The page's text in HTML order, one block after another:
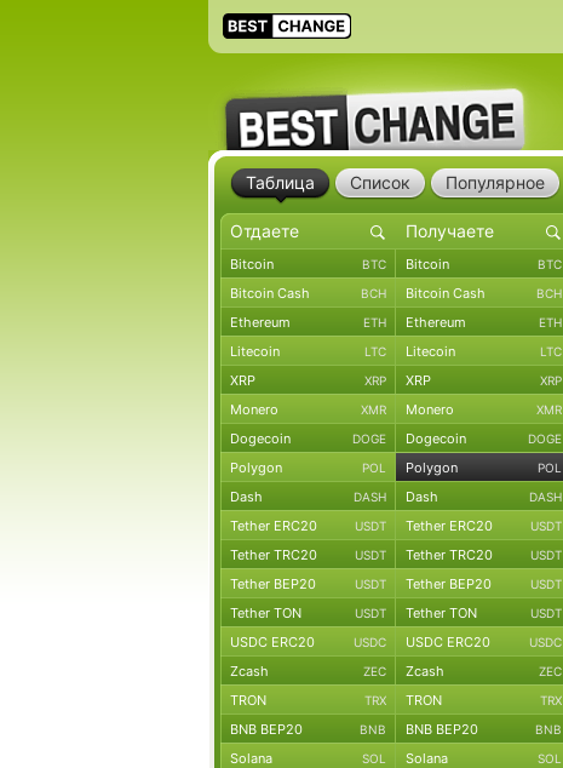
Таблица Список Популярное
Bitcoin BTC Bitcoin BTC
Bitcoin Cash BCH Bitcoin Cash BCH
Ethereum ETH Ethereum ETH
Litecoin LTC Litecoin LTC
XRP XRP XRP XRP
Monero XMR Monero XMR
Dogecoin DOGE Dogecoin DOGE
Polygon POL Polygon POL
Dash DASH Dash DASH
Tether ERC20 USDT Tether ERC20 USDT
Tether TRC20 USDT Tether TRC20 USDT
Tether BEP20 USDT Tether BEP20 USDT
Tether TON USDT Tether TON USDT
USDC ERC20 USDC USDC ERC20 USDC
Zcash ZEC Zcash ZEC
TRON TRX TRON TRX
BNB BEP20 BNB BNB BEP20 BNB
Solana SOL Solana SOL